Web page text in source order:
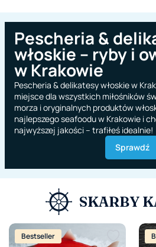
Pescheria &
włoskie – ryby i
w Krakowie
Pescheria & delikatesy włoskie w
miejsce dla wszystkich miłośników
morza i oryginalnych produktów
najlepszego seafoodu w Krakowie i
najwyższej jakości – trafiłeś idealnie!
Sprawdź
SKARBY
Bestseller